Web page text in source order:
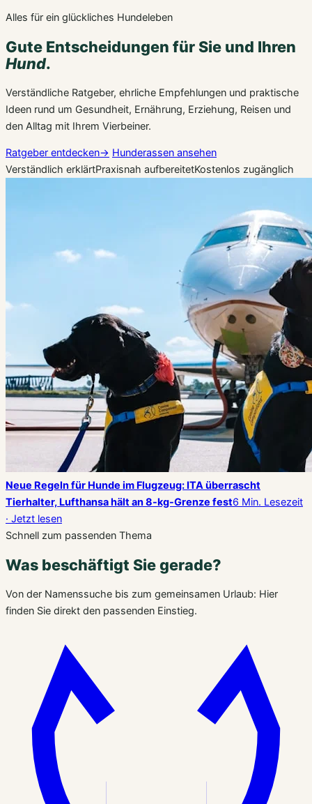
Alles für ein glückliches Hundeleben
Gute Entscheidungen für Sie und Ihren
Hund.
Verständliche Ratgeber, ehrliche Empfehlungen und praktische
Ideen rund um Gesundheit, Ernährung, Erziehung, Reisen und
den Alltag mit Ihrem Vierbeiner.
Ratgeber entdecken→ Hunderassen ansehen
Verständlich erklärtPraxisnah aufbereitetKostenlos zugänglich
Neue Regeln für Hunde im Flugzeug: ITA überrascht
Tierhalter, Lufthansa hält an 8-kg-Grenze fest6 Min. Lesezeit
· Jetzt lesen
Schnell zum passenden Thema
Was beschäftigt Sie gerade?
Von der Namenssuche bis zum gemeinsamen Urlaub: Hier
finden Sie direkt den passenden Einstieg.